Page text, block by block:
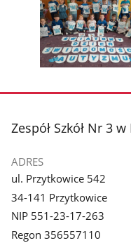
Pokaż
poprzednie
zdjęcia
zdjęcie
1
z
galerii.
galerii.
stopka
Zespół Szkół Nr 3
ADRES
ul. Przytkowice 542
34-141 Przytkowice
NIP 551-23-17-263
Regon 356557110